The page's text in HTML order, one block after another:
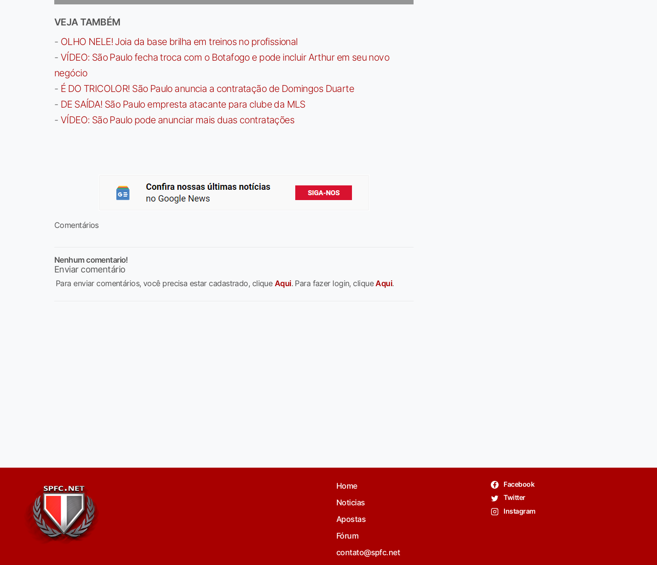
VEJA TAMBÉM
- OLHO NELE! Joia da base brilha em treinos no profissional
- VÍDEO: São Paulo fecha troca com o Botafogo e pode incluir Arthur em seu novo
negócio
- É DO TRICOLOR! São Paulo anuncia a contratação de Domingos Duarte
- DE SAÍDA! São Paulo empresta atacante para clube da MLS
- VÍDEO: São Paulo pode anunciar mais duas contratações
Comentários
Nenhum comentario!
Enviar comentário
Para enviar comentários, você precisa estar cadastrado, clique Aqui. Para fazer login, cliqueAqui.
Home
Noticias
Apostas
Fórum
contato@spfc.net
Facebook
Twitter
Instagram